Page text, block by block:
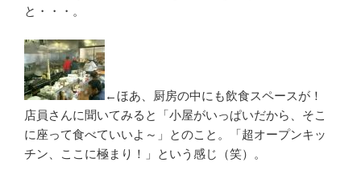
と・・・。
←ほあ、厨房の中にも飲食スペースが！
店員さんに聞いてみると「小屋がいっぱいだから、そこ
に座って食べていいよ～」とのこと。「超オープンキッ
チン、ここに極まり！」という感じ（笑）。